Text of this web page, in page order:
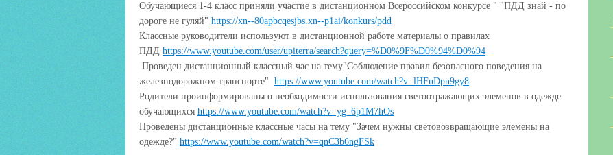
Обучающиеся 1-4 класс приняли участие в дистанционном Всероссийском конкурсе " "ПДД знай - по
дороге не гуляй" https://xn--80apbcqesjbs.xn--p1ai/konkurs/pdd
Классные руководители используют в дистанционной работе материалы о правилах
ПДД https://www.youtube.com/user/upiterra/search?query=%D0%9F%D0%94%D0%94
Проведен дистанционный классный час на тему"Соблюдение правил безопасного поведения на
железнодорожном транспорте" https://www.youtube.com/watch?v=lHFuDpn9gy8
Родители проинформированы о необходимости использования светоотражающих элеменов в одежде
обучающихся https://www.youtube.com/watch?v=yg_6p1M7hOs
Проведены дистанционные классные часы на тему "Зачем нужны световозвращающие элемены на
одежде?" https://www.youtube.com/watch?v=qnC3b6ngFSk